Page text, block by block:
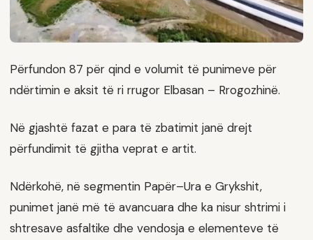
Përfundon 87 për qind e volumit të punimeve për
ndërtimin e aksit të ri rrugor Elbasan – Rrogozhinë.
Në gjashtë fazat e para të zbatimit janë drejt
përfundimit të gjitha veprat e artit.
Ndërkohë, në segmentin Papër–Ura e Grykshit,
punimet janë më të avancuara dhe ka nisur shtrimi i
shtresave asfaltike dhe vendosja e elementeve të